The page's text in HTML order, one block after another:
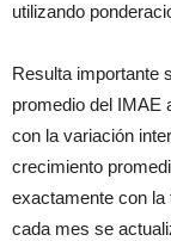
utilizando
Resulta importante
promedio del IMAE
con la variación
crecimiento
exactamente con la
cada mes se